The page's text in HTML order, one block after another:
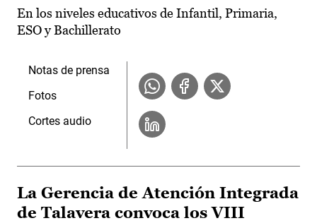
En los niveles educativos de Infantil, Primaria,
ESO y Bachillerato
Notas de prensa
Fotos
Cortes audio
La Gerencia de Atención Integrada
de Talavera convoca los VIII